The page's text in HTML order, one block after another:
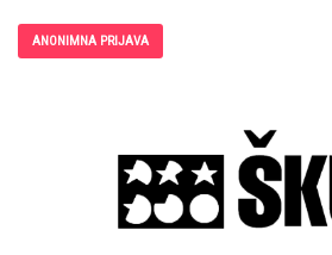
ANONIMNA PRIJAVA